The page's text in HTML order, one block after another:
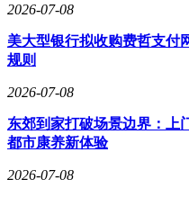
2026-07-08
美大型银行拟收购费哲支付
规则
2026-07-08
东郊到家打破场景边界：上
都市康养新体验
2026-07-08